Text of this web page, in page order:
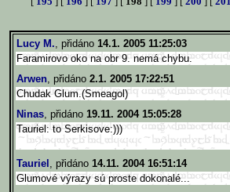
Lucy M., přidáno 14.1. 2005 11:25:03
Faramirovo oko na obr 9. nemá chybu.
Arwen, přidáno 2.1. 2005 17:22:51
Chudak Glum.(Smeagol)
Ninas, přidáno 19.11. 2004 15:05:28
Tauriel: to Serkisove:)))
Tauriel , přidáno 14.11. 2004 16:51:14
Glumové výrazy sú proste dokonalé...